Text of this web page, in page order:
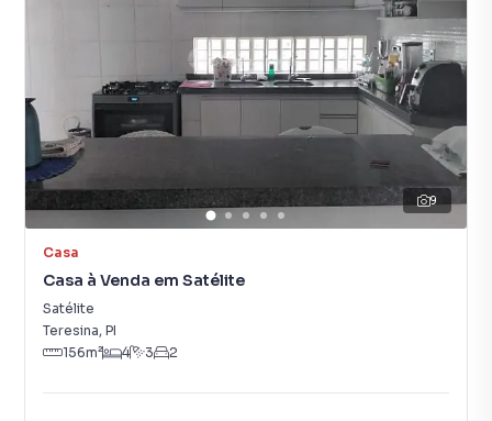
9
Casa
Casa à Venda em Satélite
Satélite
Teresina, PI
156m² 4 3 2